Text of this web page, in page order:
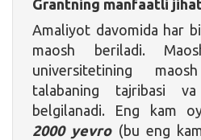
Grantning manfaatli
Amaliyot davomida har
maosh beriladi.
universitetining
talabaning tajribasi va
belgilanadi. Eng kam
2000 yevro(bu eng